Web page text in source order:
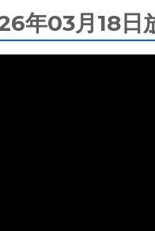
年03月18日